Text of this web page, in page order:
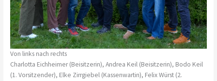
Von links nach rechts
Charlotta Eichheimer (Beisitzerin), Andrea Keil (Beisitzerin), Bodo Keil
(1. Vorsitzender), Elke Zirrgiebel (Kassenwartin), Felix Würst (2.